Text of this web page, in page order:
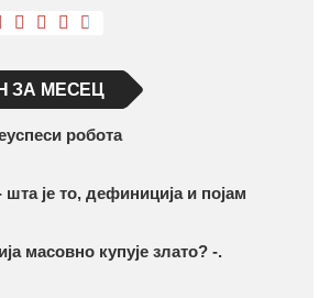
ЗА МЕСЕЦ
робота
је то, дефиниција и појам
масовно купује злато? -.